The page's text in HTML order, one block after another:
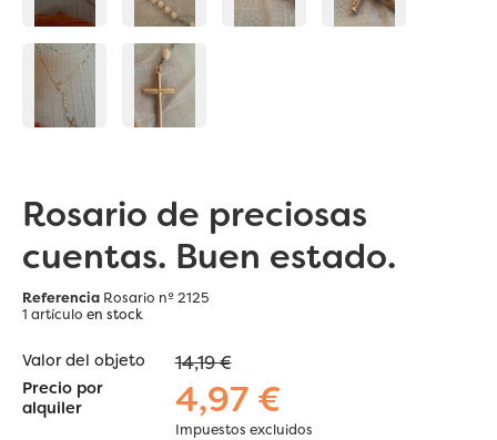
Rosario de preciosas
cuentas. Buen estado.
Referencia Rosario nº 2125
1 artículo en stock
Valor del objeto 14,19 €
Precio por
alquiler
4,97 €
Impuestos excluidos